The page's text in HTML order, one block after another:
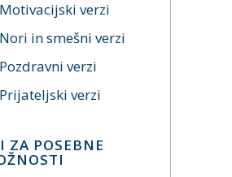
Motivacijski verzi
Nori in smešni verzi
Pozdravni verzi
Prijateljski verzi
ZA POSEBNE